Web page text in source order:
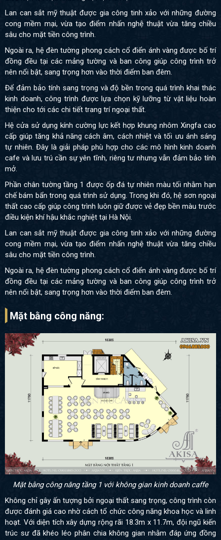
Lan can sắt mỹ thuật được gia công tinh xảo với những đường
cong mềm mại, vừa tạo điểm nhấn nghệ thuật vừa tăng chiều
sâu cho mặt tiền công trình.
Ngoài ra, hệ đèn tường phong cách cổ điển ánh vàng được bố trí
đồng đều tại các mảng tường và ban công giúp công trình trở
nên nổi bật, sang trọng hơn vào thời điểm ban đêm.
Để đảm bảo tính sang trọng và độ bền trong quá trình khai thác
kinh doanh, công trình được lựa chọn kỹ lưỡng từ vật liệu hoàn
thiện cho tới các chi tiết trang trí ngoại thất.
Hệ cửa sử dụng kính cường lực kết hợp khung nhôm Xingfa cao
cấp giúp tăng khả năng cách âm, cách nhiệt và tối ưu ánh sáng
tự nhiên. Đây là giải pháp phù hợp cho các mô hình kinh doanh
cafe và lưu trú cần sự yên tĩnh, riêng tư nhưng vẫn đảm bảo tính
mở.
Phần chân tường tầng 1 được ốp đá tự nhiên màu tối nhằm hạn
chế bám bẩn trong quá trình sử dụng. Trong khi đó, hệ sơn ngoại
thất cao cấp giúp công trình luôn giữ được vẻ đẹp bền màu trước
điều kiện khí hậu khắc nghiệt tại Hà Nội.
Lan can sắt mỹ thuật được gia công tinh xảo với những đường
cong mềm mại, vừa tạo điểm nhấn nghệ thuật vừa tăng chiều
sâu cho mặt tiền công trình.
Ngoài ra, hệ đèn tường phong cách cổ điển ánh vàng được bố trí
đồng đều tại các mảng tường và ban công giúp công trình trở
nên nổi bật, sang trọng hơn vào thời điểm ban đêm.
Mặt bằng công năng:
Mặt bằng công năng tầng 1 với không gian kinh doanh caffe
Không chỉ gây ấn tượng bởi ngoại thất sang trọng, công trình còn
được đánh giá cao nhờ cách tổ chức công năng khoa học và linh
hoạt. Với diện tích xây dựng rộng rãi 18.3m x 11.7m, đội ngũ kiến
trúc sư đã khéo léo phân chia không gian nhằm đáp ứng đồng